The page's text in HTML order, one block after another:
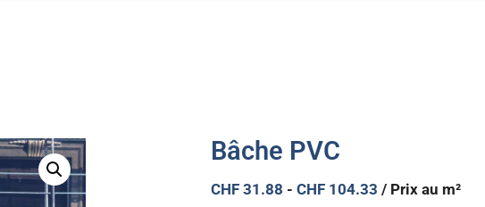
Bâche PVC
CHF 31.88 - CHF 104.33 / Prix au m²